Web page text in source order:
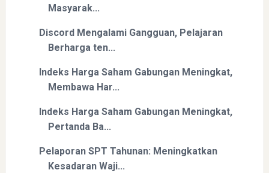
Masyarak...
Discord Mengalami Gangguan, Pelajaran
Berharga ten...
Indeks Harga Saham Gabungan Meningkat,
Membawa Har...
Indeks Harga Saham Gabungan Meningkat,
Pertanda Ba...
Pelaporan SPT Tahunan: Meningkatkan
Kesadaran Waji...